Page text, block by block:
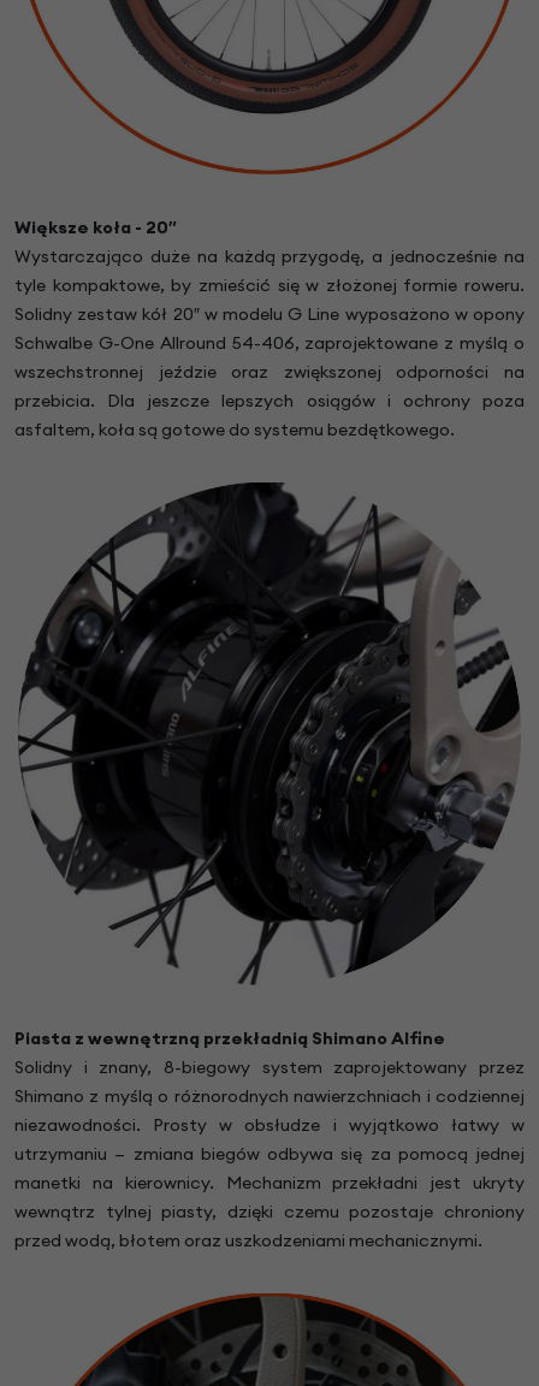
Większe koła - 20″
Wystarczająco duże na każdą przygodę, a jednocześnie na
tyle kompaktowe, by zmieścić się w złożonej formie roweru.
Solidny zestaw kół 20″ w modelu G Line wyposażono w opony
Schwalbe G-One Allround 54-406, zaprojektowane z myślą o
wszechstronnej jeździe oraz zwiększonej odporności na
przebicia. Dla jeszcze lepszych osiągów i ochrony poza
asfaltem, koła są gotowe do systemu bezdętkowego.
Piasta z wewnętrzną przekładnią Shimano Alfine
Solidny i znany, 8-biegowy system zaprojektowany przez
Shimano z myślą o różnorodnych nawierzchniach i codziennej
niezawodności. Prosty w obsłudze i wyjątkowo łatwy w
utrzymaniu — zmiana biegów odbywa się za pomocą jednej
manetki na kierownicy. Mechanizm przekładni jest ukryty
wewnątrz tylnej piasty, dzięki czemu pozostaje chroniony
przed wodą, błotem oraz uszkodzeniami mechanicznymi.